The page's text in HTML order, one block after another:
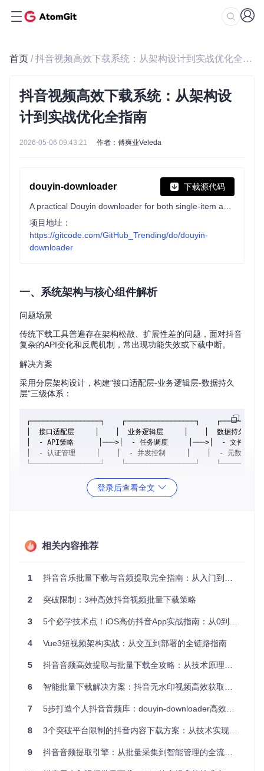
首页 / 抖音视频高效下载系统：从架构设计到实战优化全指南
抖音视频高效下载系统：从架构设
计到实战优化全指南
2026-05-06 09:43:21 作者：傅爽业Veleda
douyin-downloader 下载源代码
项目地址：
https://gitcode.com/GitHub_Trending/do/douyin-
downloader
一、系统架构与核心组件解析
问题场景
传统下载工具普遍存在架构松散、扩展性差的问题，面对抖音
复杂的API变化和反爬机制，常出现功能失效或下载中断。
解决方案
采用分层架构设计，构建"接口适配层-业务逻辑层-数据持久
层"三级体系：
┌─────────────────┐    ┌─────────────────┐
│  接口适配层     │    │  业务逻辑层     │    │  数据持久层
│  - API策略      │───>│  - 任务调度     │───>│  - 文件管
│  - 认证管理     │    │  - 并发控制     │    │  - 元数据存
构
效果验证
下载任务并发管理（最高支持20路视频同时下载）
二、环境部署与配置管理
问题场景
用户常因环境依赖缺失、配置项复杂导致部署失败，传统文档
缺乏清晰的操作指引。
登录后查看全文
相关内容推荐
1 抖音音乐批量下载与音频提取完全指南：从入门到精通
2 突破限制：3种高效抖音视频批量下载策略
3 5个必学技术点！iOS高仿抖音App实战指南：从0到1构建短视频应用
4 Vue3短视频架构实战：从交互到部署的全链路指南
5 抖音音频高效提取与批量下载全攻略：从技术原理到实战应用
6 智能批量下载解决方案：抖音无水印视频高效获取指南
7 5步打造个人抖音音频库：douyin-downloader高效提取与管理指南
8 3个突破平台限制的抖音内容下载方案：从技术实现到商业价值
9 抖音音频提取引擎：从批量采集到智能管理的全流程指南